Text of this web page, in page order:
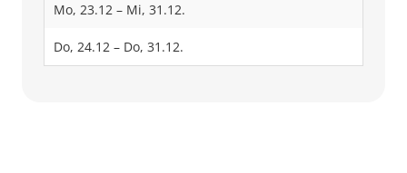
Mo, 23.12 – Mi, 31.12.
Do, 24.12 – Do, 31.12.